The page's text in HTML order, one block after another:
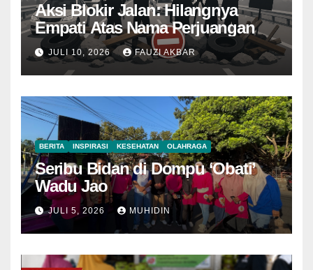
Aksi Blokir Jalan: Hilangnya
Empati Atas Nama Perjuangan
JULI 10, 2026 FAUZI AKBAR
BERITA INSPIRASI KESEHATAN OLAHRAGA
Seribu Bidan di Dompu ‘Obati’
Wadu Jao
JULI 5, 2026 MUHIDIN